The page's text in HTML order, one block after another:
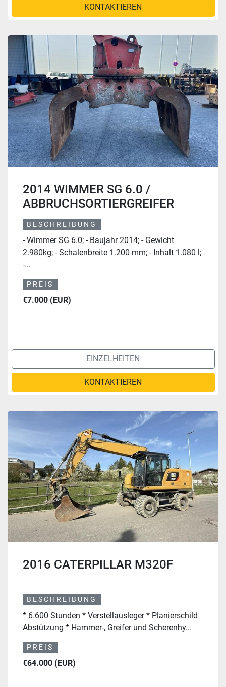
KONTAKTIEREN
2014 WIMMER SG 6.0 /
ABBRUCHSORTIERGREIFER
BESCHREIBUNG
- Wimmer SG 6.0; - Baujahr 2014; - Gewicht
2.980kg; - Schalenbreite 1.200 mm; - Inhalt 1.080 l;
-...
PREIS
€7.000 (EUR)
EINZELHEITEN
KONTAKTIEREN
2016 CATERPILLAR M320F
BESCHREIBUNG
* 6.600 Stunden * Verstellausleger * Planierschild
Abstützung * Hammer-, Greifer und Scherenhy...
PREIS
€64.000 (EUR)